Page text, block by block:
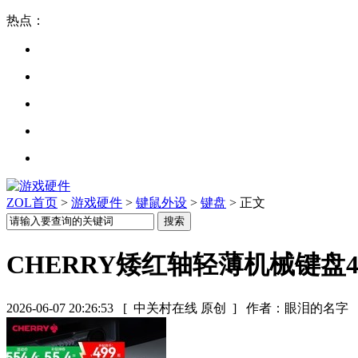
热点：
ZOL首页 > 游戏硬件 > 键鼠外设 > 键盘 > 正文
CHERRY矮红轴轻薄机械键盘
2026-06-07 20:26:53 [ 中关村在线 原创 ] 作者：眼泪的名字